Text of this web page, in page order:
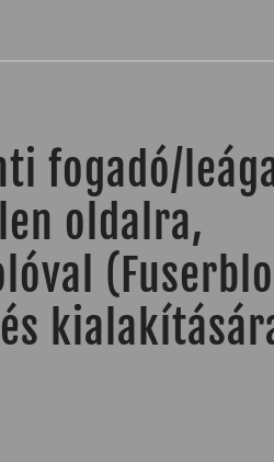
fogadó/
oldalra,